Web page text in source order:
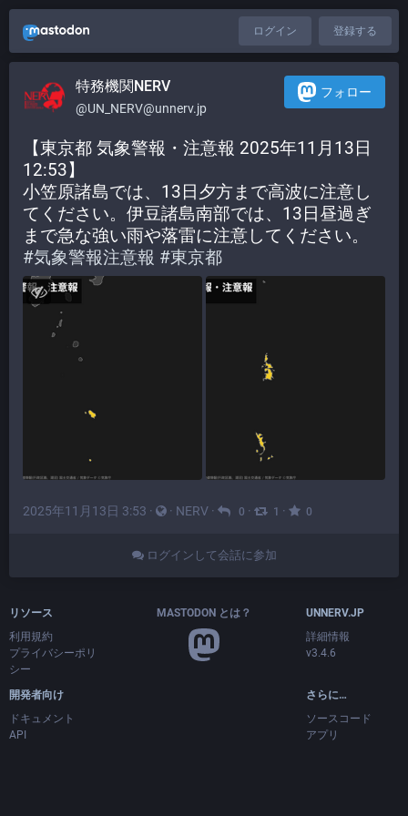
ログイン 登録する
特務機関NERV
@UN_NERV@unnerv.jp
フォロー
【東京都 気象警報・注意報 2025年11月13日
12:53】
小笠原諸島では、13日夕方まで高波に注意し
てください。伊豆諸島南部では、13日昼過ぎ
まで急な強い雨や落雷に注意してください。
#気象警報注意報 #東京都
2025年11月13日 3:53 · · NERV · 0 · 1 · 0
ログインして会話に参加
リソース
利用規約
プライバシーポリ
シー
開発者向け
ドキュメント
API
MASTODON とは？
UNNERV.JP
詳細情報
v3.4.6
さらに…
ソースコード
アプリ